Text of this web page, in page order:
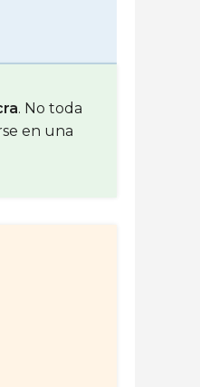
. No toda
en una